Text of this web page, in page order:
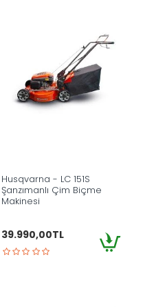
Husqvarna - LC 151S
Şanzımanlı Çim Biçme
Makinesi
39.990,00TL